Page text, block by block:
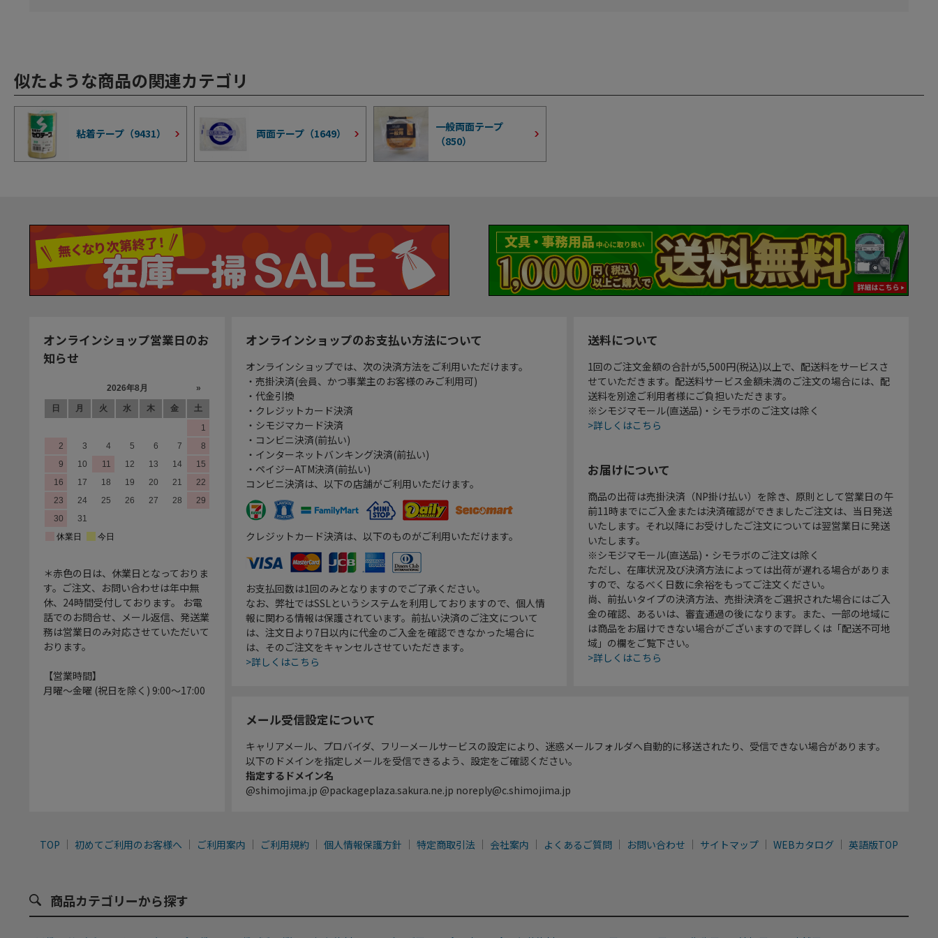
似たような商品の関連カテゴリ
粘着テープ（9431） 両面テープ（1649）
一般両面テープ
（850）
オンラインショップ営業日のお
知らせ
＊赤色の日は、休業日となっておりま
す。ご注文、お問い合わせは年中無
休、24時間受付しております。 お電
話でのお問合せ、メール返信、発送業
務は営業日のみ対応させていただいて
おります。
【営業時間】
月曜～金曜 (祝日を除く) 9:00～17:00
オンラインショップのお支払い方法について
オンラインショップでは、次の決済方法をご利用いただけます。
・売掛決済(会員、かつ事業主のお客様のみご利用可)
・代金引換
・クレジットカード決済
・シモジマカード決済
・コンビニ決済(前払い)
・インターネットバンキング決済(前払い)
・ペイジーATM決済(前払い)
コンビニ決済は、以下の店舗がご利用いただけます。
クレジットカード決済は、以下のものがご利用いただけます。
お支払回数は1回のみとなりますのでご了承ください。
なお、弊社ではSSLというシステムを利用しておりますので、個人情
報に関わる情報は保護されています。前払い決済のご注文について
は、注文日より7日以内に代金のご入金を確認できなかった場合に
は、そのご注文をキャンセルさせていただきます。
>詳しくはこちら
送料について
1回のご注文金額の合計が5,500円(税込)以上で、配送料をサービスさ
せていただきます。配送料サービス金額未満のご注文の場合には、配
送料を別途ご利用者様にご負担いただきます。
※シモジマモール(直送品)・シモラボのご注文は除く
>詳しくはこちら
お届けについて
商品の出荷は売掛決済（NP掛け払い）を除き、原則として営業日の午
前11時までにご入金または決済確認ができましたご注文は、当日発送
いたします。それ以降にお受けしたご注文については翌営業日に発送
いたします。
※シモジマモール(直送品)・シモラボのご注文は除く
ただし、在庫状況及び決済方法によっては出荷が遅れる場合がありま
すので、なるべく日数に余裕をもってご注文ください。
尚、前払いタイプの決済方法、売掛決済をご選択された場合にはご入
金の確認、あるいは、審査通過の後になります。また、一部の地域に
は商品をお届けできない場合がございますので詳しくは「配送不可地
域」の欄をご覧下さい。
>詳しくはこちら
メール受信設定について
キャリアメール、プロバイダ、フリーメールサービスの設定により、迷惑メールフォルダへ自動的に移送されたり、受信できない場合があります。
以下のドメインを指定しメールを受信できるよう、設定をご確認ください。
指定するドメイン名
@shimojima.jp @packageplaza.sakura.ne.jp noreply@c.shimojima.jp
TOP 初めてご利用のお客様へ ご利用案内 ご利用規約 個人情報保護方針 特定商取引法 会社案内 よくあるご質問 お問い合わせ サイトマップ WEBカタログ 英語版TOP
商品カテゴリーから探す